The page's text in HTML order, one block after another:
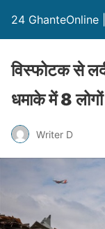
24 GhanteOnline
विस्फोटक से
धमाके में 8
Writer D